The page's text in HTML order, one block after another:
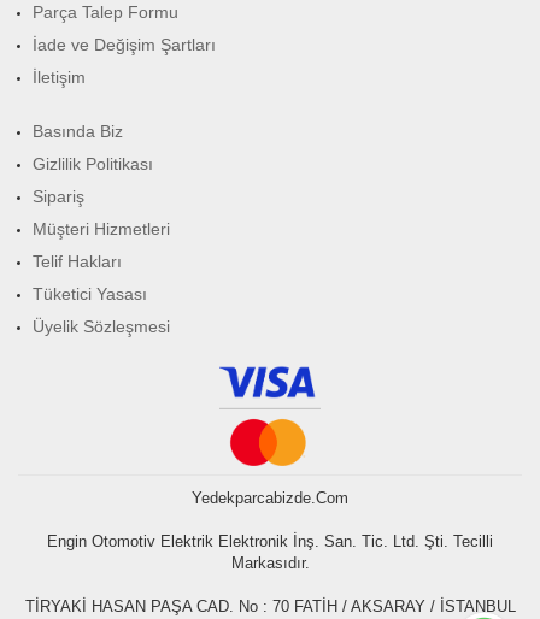
Parça Talep Formu
İade ve Değişim Şartları
İletişim
Basında Biz
Gizlilik Politikası
Sipariş
Müşteri Hizmetleri
Telif Hakları
Tüketici Yasası
Üyelik Sözleşmesi
Yedekparcabizde.com
Engin Otomotiv Elektrik Elektronik İnş. San. Tic. Ltd. Şti. Tecilli
Markasıdır.
TİRYAKİ HASAN PAŞA CAD. No : 70 FATİH / AKSARAY / İSTANBUL